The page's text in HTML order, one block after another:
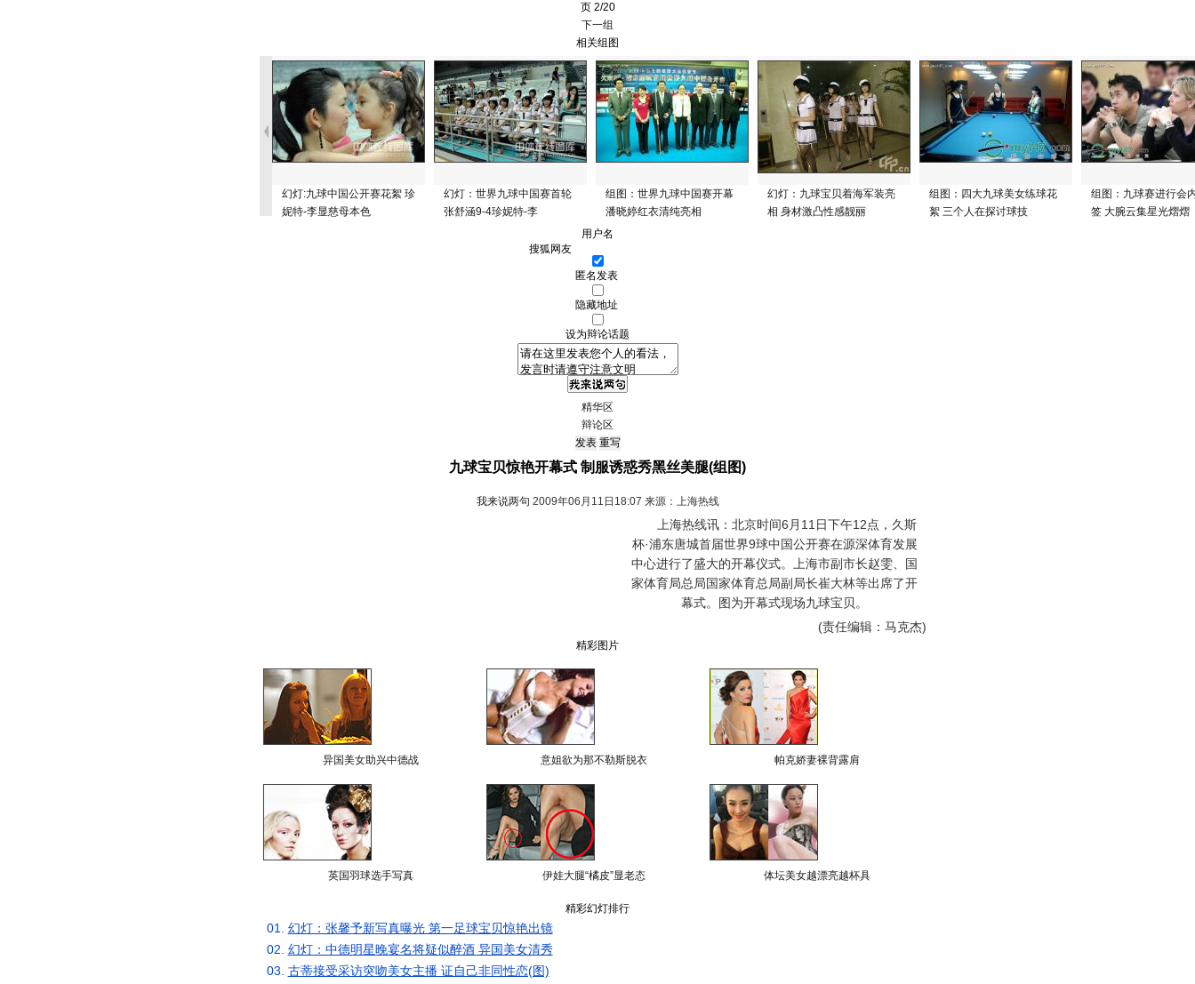
页 2/20
下一组
相关组图
幻灯:九球中国公开赛花絮 珍
妮特-李显慈母本色
幻灯：世界九球中国赛首轮
张舒涵9-4珍妮特-李
组图：世界九球中国赛开幕
潘晓婷红衣清纯亮相
幻灯：九球宝贝着海军装亮
相 身材激凸性感靓丽
组图：四大九球美女练球花
絮 三个人在探讨球技
组图：九球赛进行会
签 大腕云集星光熠熠
用户名
匿名发表
隐藏地址
设为辩论话题
精华区
辩论区
九球宝贝惊艳开幕式 制服诱惑秀黑丝美腿(组图)
我来说两句 2009年06月11日18:07 来源：上海热线
上海热线讯：北京时间6月11日下午12点，久斯
杯·浦东唐城首届世界9球中国公开赛在源深体育发展
中心进行了盛大的开幕仪式。上海市副市长赵雯、国
家体育局总局国家体育总局副局长崔大林等出席了开
幕式。图为开幕式现场九球宝贝。
(责任编辑：马克杰)
精彩图片
异国美女助兴中德战 意姐欲为那不勒斯脱衣 帕克娇妻裸背露肩
英国羽球选手写真 伊娃大腿“橘皮”显老态 体坛美女越漂亮越杯具
精彩幻灯排行
01. 幻灯：张馨予新写真曝光 第一足球宝贝惊艳出镜
02. 幻灯：中德明星晚宴名将疑似醉酒 异国美女清秀
03. 古蒂接受采访突吻美女主播 证自己非同性恋(图)